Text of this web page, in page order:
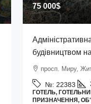
75 000$
будівництвом
просп. Миру,
№: 22383
ГОТЕЛЬ,
ПРИЗНАЧЕННЯ,